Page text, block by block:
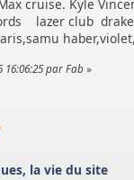
cruise. Kyle
lazer club
16:06:25 par Fab»
la vie du site